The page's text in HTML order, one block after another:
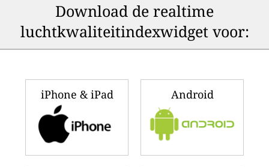
Download de realtime
luchtkwaliteitindexwidget voor:
iPhone & iPad Android